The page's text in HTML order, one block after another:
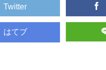
Twitter
はてブ